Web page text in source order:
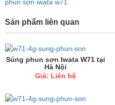
phun sơn iwata w71
Sản phẩm liên quan
Súng phun sơn Iwata W71 tại
Hà Nội
Giá: Liên hệ